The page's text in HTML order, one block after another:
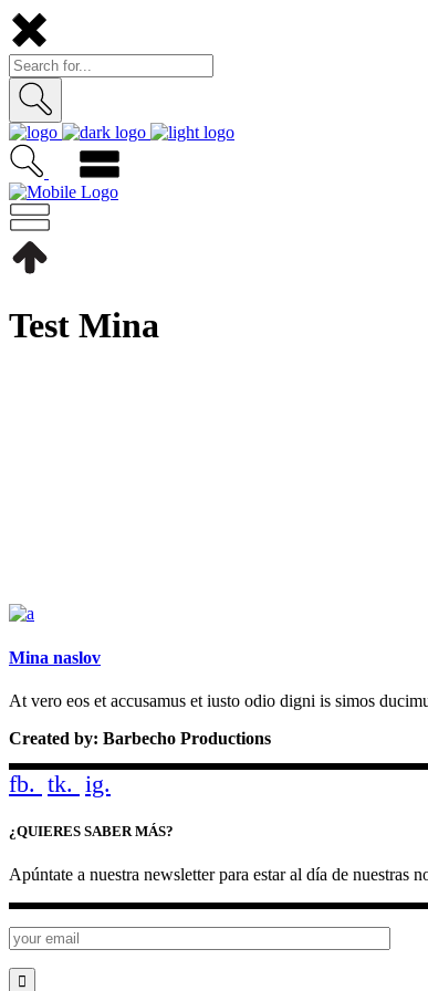
Test Mina
Mina naslov
At vero eos et accusamus et iusto odio digni is simos
Created by: Barbecho Productions
fb. tk. ig.
¿QUIERES SABER MÁS?
Apúntate a nuestra newsletter para estar al día de nuestras
